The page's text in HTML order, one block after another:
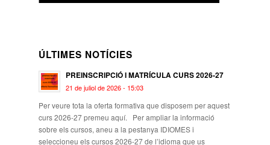
ÚLTIMES NOTÍCIES
PREINSCRIPCIÓ I MATRÍCULA CURS 2026-27
21 de juliol de 2026 - 15:03
Per veure tota la oferta formativa que disposem per aquest
curs 2026-27 premeu aquí. Per ampliar la informació
sobre els cursos, aneu a la pestanya IDIOMES i
seleccioneu els cursos 2026-27 de l’idioma que us